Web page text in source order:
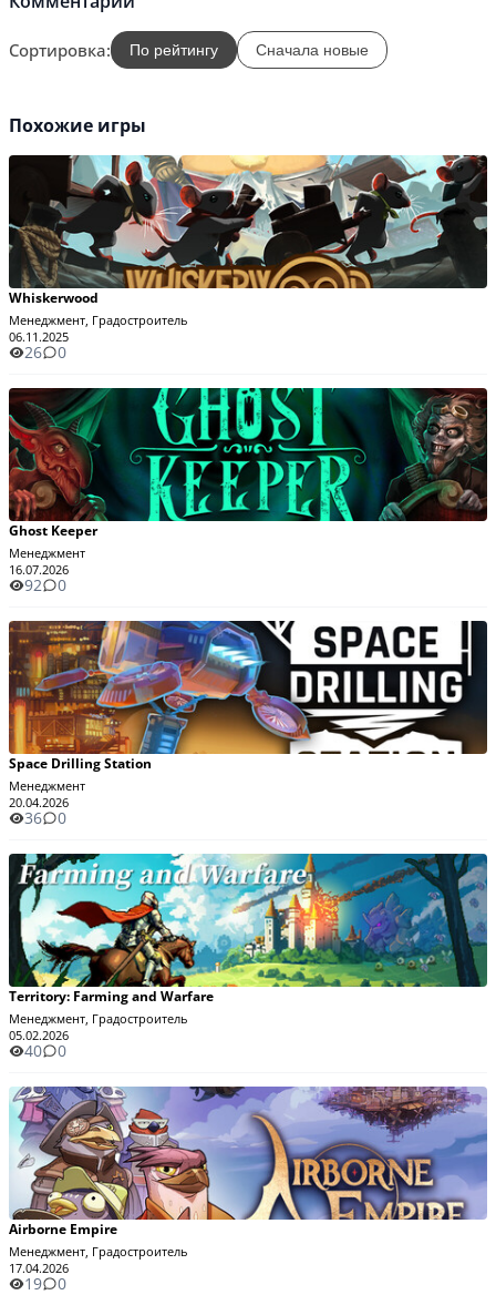
Сортировка: По рейтингу Сначала новые
Похожие игры
Whiskerwood
Менеджмент, Градостроитель
06.11.2025
26 0
Ghost Keeper
Менеджмент
16.07.2026
92 0
Space Drilling Station
Менеджмент
20.04.2026
36 0
Territory: Farming and Warfare
Менеджмент, Градостроитель
05.02.2026
40 0
Airborne Empire
Менеджмент, Градостроитель
17.04.2026
19 0